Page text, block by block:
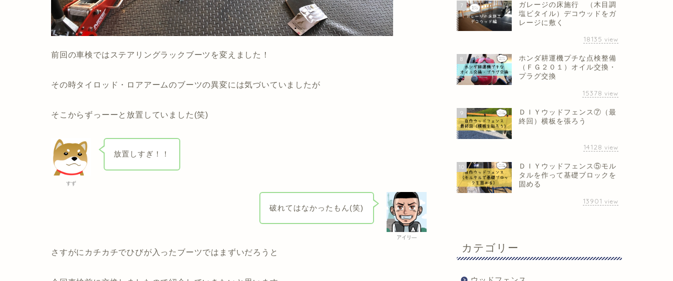
前回の車検ではステアリングラックブーツを変えました！
その時タイロッド・ロアアームのブーツの異変には気づいていましたが
そこからずっーーと放置していました(笑)
すず
放置しすぎ！！
アイリ―
破れてはなかったもん(笑)
さすがにカチカチでひびが入ったブーツではまずいだろうと
7
ガレージの床施行 （木目調
塩ビタイル）デコウッドをガ
レージに敷く
18135 view
8
ホンダ耕運機プチな点検整備
（ＦＧ２０１）オイル交換・
プラグ交換
15378 view
9
ＤＩＹウッドフェンス⑦（最
終回）横板を張ろう
14128 view
10
ＤＩＹウッドフェンス⑤モル
タルを作って基礎ブロックを
固める
13901 view
カテゴリー